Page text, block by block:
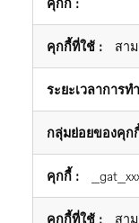
สาม
สาม